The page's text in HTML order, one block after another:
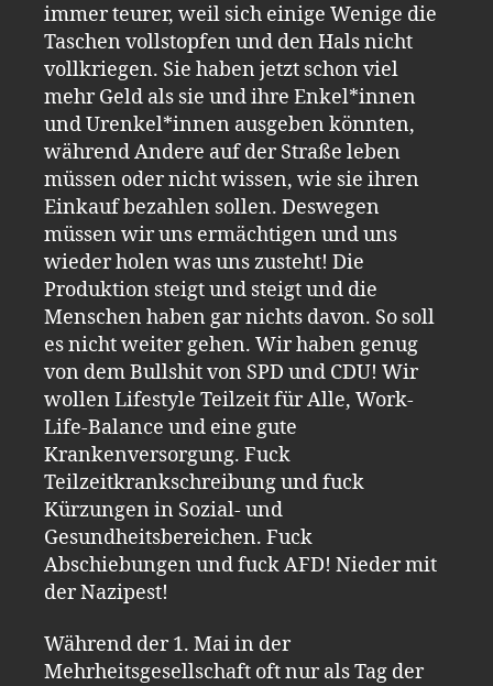
immer teurer, weil sich einige Wenige die
Taschen vollstopfen und den Hals nicht
vollkriegen. Sie haben jetzt schon viel
mehr Geld als sie und ihre Enkel*innen
und Urenkel*innen ausgeben könnten,
während Andere auf der Straße leben
müssen oder nicht wissen, wie sie ihren
Einkauf bezahlen sollen. Deswegen
müssen wir uns ermächtigen und uns
wieder holen was uns zusteht! Die
Produktion steigt und steigt und die
Menschen haben gar nichts davon. So soll
es nicht weiter gehen. Wir haben genug
von dem Bullshit von SPD und CDU! Wir
wollen Lifestyle Teilzeit für Alle, Work-
Life-Balance und eine gute
Krankenversorgung. Fuck
Teilzeitkrankschreibung und fuck
Kürzungen in Sozial- und
Gesundheitsbereichen. Fuck
Abschiebungen und fuck AFD! Nieder mit
der Nazipest!
Während der 1. Mai in der
Mehrheitsgesellschaft oft nur als Tag der